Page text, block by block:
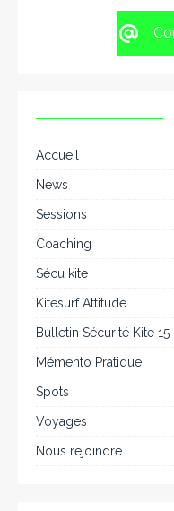
Accueil
News
Sessions
Coaching
Sécu kite
Kitesurf Attitude
Bulletin Sécurité Kite 15
Mémento Pratique
Spots
Voyages
Nous rejoindre